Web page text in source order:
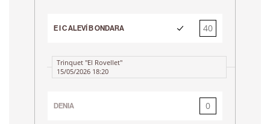
E I C ALEVÍ B ONDARA
40
0
DENIA
0
40
Trinquet "El Rovellet"
15/05/2026 18:20